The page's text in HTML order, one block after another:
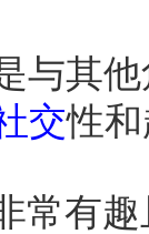
与其
交性
常有